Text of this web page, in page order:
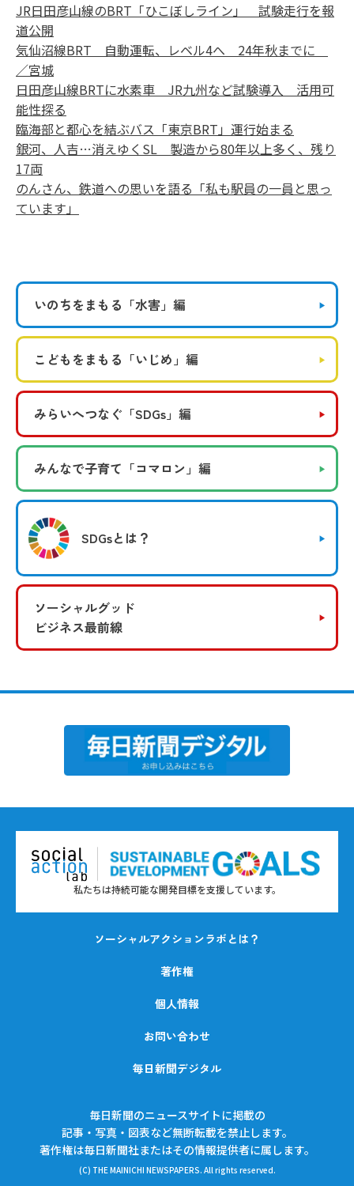
JR日田彦山線のBRT「ひこぼしライン」 試験走行を報
道公開
気仙沼線BRT 自動運転、レベル4へ 24年秋までに
／宮城
日田彦山線BRTに水素車 JR九州など試験導入 活用可
能性探る
臨海部と都心を結ぶバス「東京BRT」運行始まる
銀河、人吉…消えゆくSL 製造から80年以上多く、残り
17両
のんさん、鉄道への思いを語る「私も駅員の一員と思っ
ています」
いのちをまもる 「水害」編
こどもをまもる 「いじめ」編
みらいへつなぐ 「SDGs」編
みんなで子育て 「コマロン」編
SDGsとは？
ソーシャルグッド
ビジネス最前線
私たちは持続可能な開発目標を支援しています。
ソーシャルアクションラボとは？
著作権
個人情報
お問い合わせ
毎日新聞デジタル
毎日新聞のニュースサイトに掲載の
記事・写真・図表など無断転載を禁止します。
著作権は毎日新聞社またはその情報提供者に属します。
(C) THE MAINICHI NEWSPAPERS. All rights reserved.